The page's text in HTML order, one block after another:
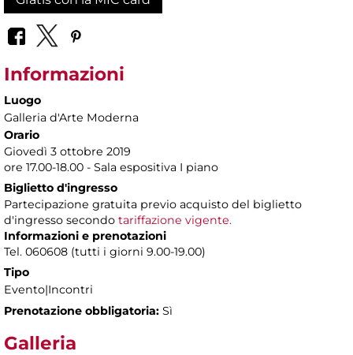
Informazioni
Luogo
Galleria d'Arte Moderna
Orario
Giovedì 3 ottobre 2019
ore 17.00-18.00 - Sala espositiva I piano
Biglietto d'ingresso
Partecipazione gratuita previo acquisto del biglietto
d'ingresso secondo tariffazione vigente.
Informazioni e prenotazioni
Tel. 060608 (tutti i giorni 9.00-19.00)
Tipo
Evento|Incontri
Prenotazione obbligatoria: Sì
Galleria